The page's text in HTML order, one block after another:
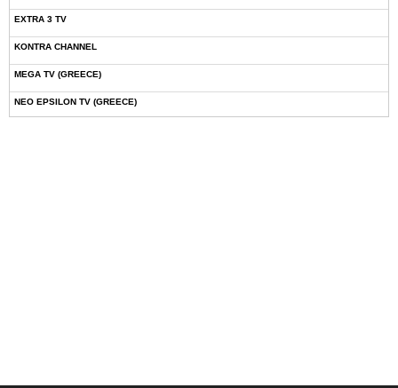
EXTRA 3 TV
KONTRA CHANNEL
MEGA TV (GREECE)
NEO EPSILON TV (GREECE)